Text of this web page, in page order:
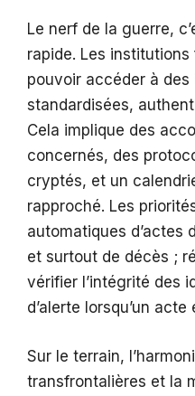
Le nerf de la guerre,
rapide. Les
pouvoir accéder à des
standardisées,
Cela implique des
concernés, des
cryptés, et un
rapproché. Les
automatiques d’actes
et surtout de décès ;
vérifier l’intégrité des
d’alerte lorsqu’un
Sur le terrain,
transfrontalières et la